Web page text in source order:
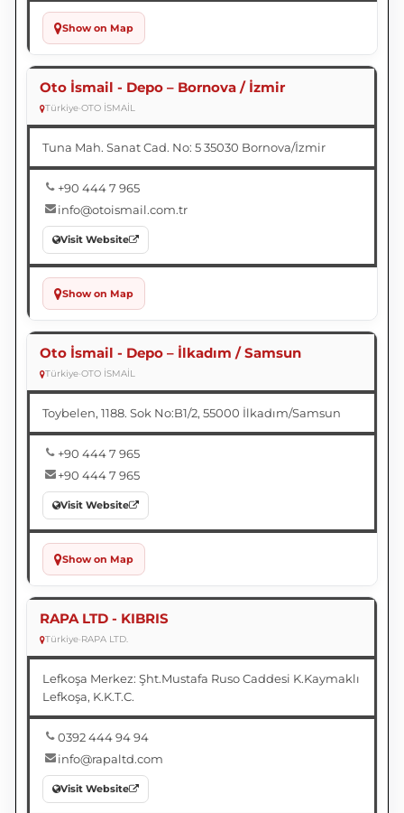
Show on Map
Oto İsmail - Depo – Bornova / İzmir
Türkiye•OTO İSMAİL
Tuna Mah. Sanat Cad. No: 5 35030 Bornova/İzmir
+90 444 7 965
info@otoismail.com.tr
Visit Website
Show on Map
Oto İsmail - Depo – İlkadım / Samsun
Türkiye•OTO İSMAİL
Toybelen, 1188. Sok No:B1/2, 55000 İlkadım/Samsun
+90 444 7 965
+90 444 7 965
Visit Website
Show on Map
RAPA LTD - KIBRIS
Türkiye•RAPA LTD.
Lefkoşa Merkez: Şht.Mustafa Ruso Caddesi K.Kaymaklı
Lefkoşa, K.K.T.C.
0392 444 94 94
info@rapaltd.com
Visit Website